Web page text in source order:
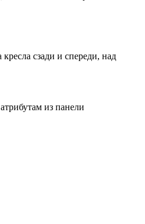
сзади и спереди, над
из панели